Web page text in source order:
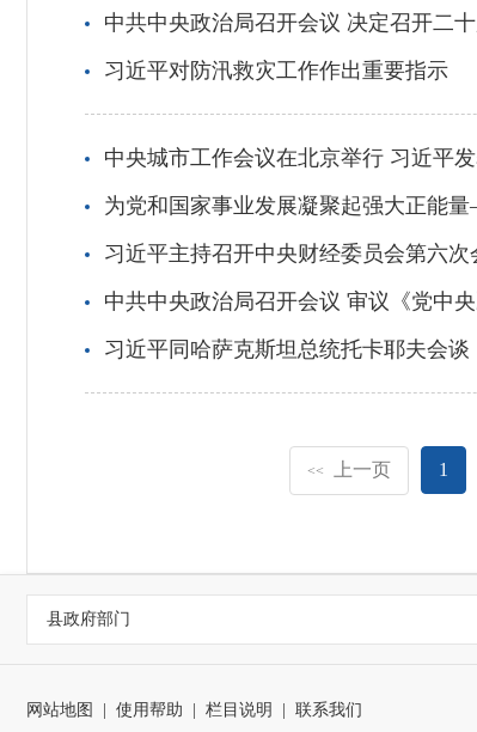
中共中央政治局召开会议 决定召开二
习近平对防汛救灾工作作出重要指示
中央城市工作会议在北京举行 习近平
为党和国家事业发展凝聚起强大正能
习近平主持召开中央财经委员会第六次
中共中央政治局召开会议 审议《党中
习近平同哈萨克斯坦总统托卡耶夫会谈
<< 上一页 1
县政府部门
网站地图 使用帮助 栏目说明 联系我们